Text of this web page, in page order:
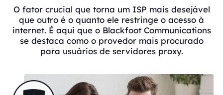
O fator crucial que torna um ISP mais desejável
que outro é o quanto ele restringe o acesso à
internet. É aqui que o Blackfoot Communications
se destaca como o provedor mais procurado
para usuários de servidores proxy.